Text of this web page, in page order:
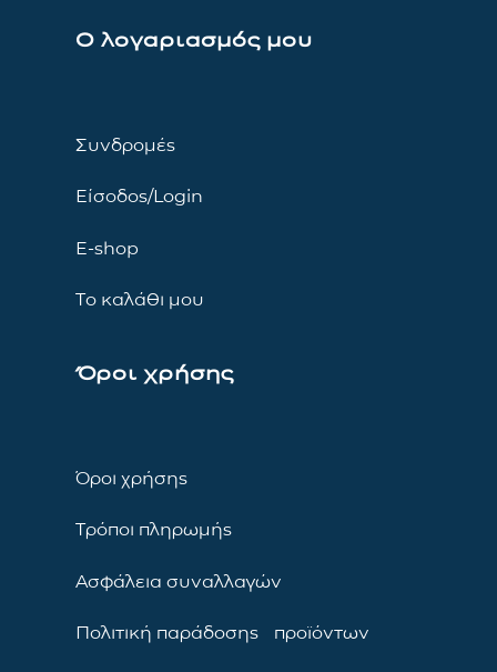
Ο λογαριασμός μου
Συνδρομές
Είσοδος/Login
E-shop
Το καλάθι μου
Όροι χρήσης
Όροι χρήσης
Τρόποι πληρωμής
Ασφάλεια συναλλαγών
Πολιτική παράδοσης προϊόντων